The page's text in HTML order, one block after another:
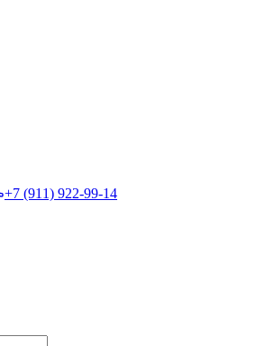
+7 (911) 922-99-14